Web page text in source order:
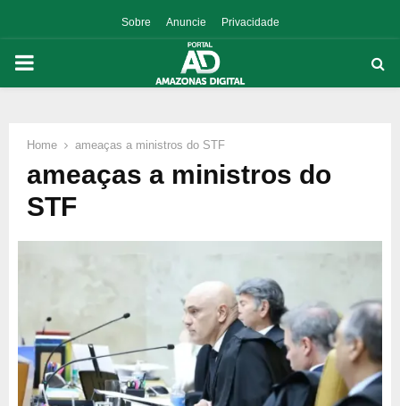
Sobre Anuncie Privacidade
PRIMARY
Home ameaças a ministros do STF
ameaças a ministros do
STF